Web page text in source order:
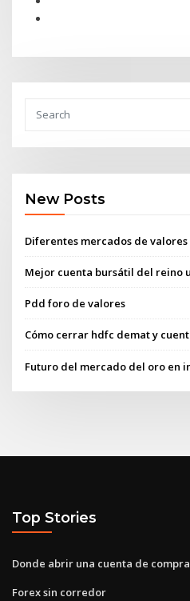
New Posts
Diferentes mercados de
Mejor cuenta bursátil del reino
Pdd foro de valores
Cómo cerrar hdfc demat y
Futuro del mercado del oro en
Top Stories
Donde abrir una cuenta de
Forex sin corredor